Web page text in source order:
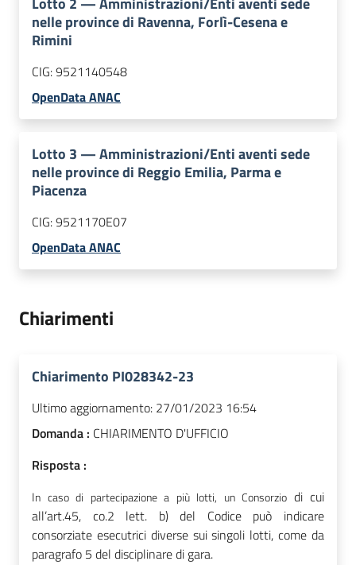
nelle province di Ravenna, Forlì-Cesena e
Rimini
CIG:9521140548
OpenData ANAC
Lotto 3 —Amministrazioni/Enti aventi sede
nelle province di Reggio Emilia, Parma e
Piacenza
CIG:9521170E07
OpenData ANAC
Chiarimenti
Chiarimento PI028342-23
Ultimo aggiornamento: 27/01/2023 16:54
Domanda : CHIARIMENTO D'UFFICIO
Risposta :
In caso di partecipazione a più lotti, un Consorzio di cui
all’art.45, co.2 lett. b) del Codice può indicare
consorziate esecutrici diverse sui singoli lotti, come da
paragrafo 5 del disciplinare di gara.